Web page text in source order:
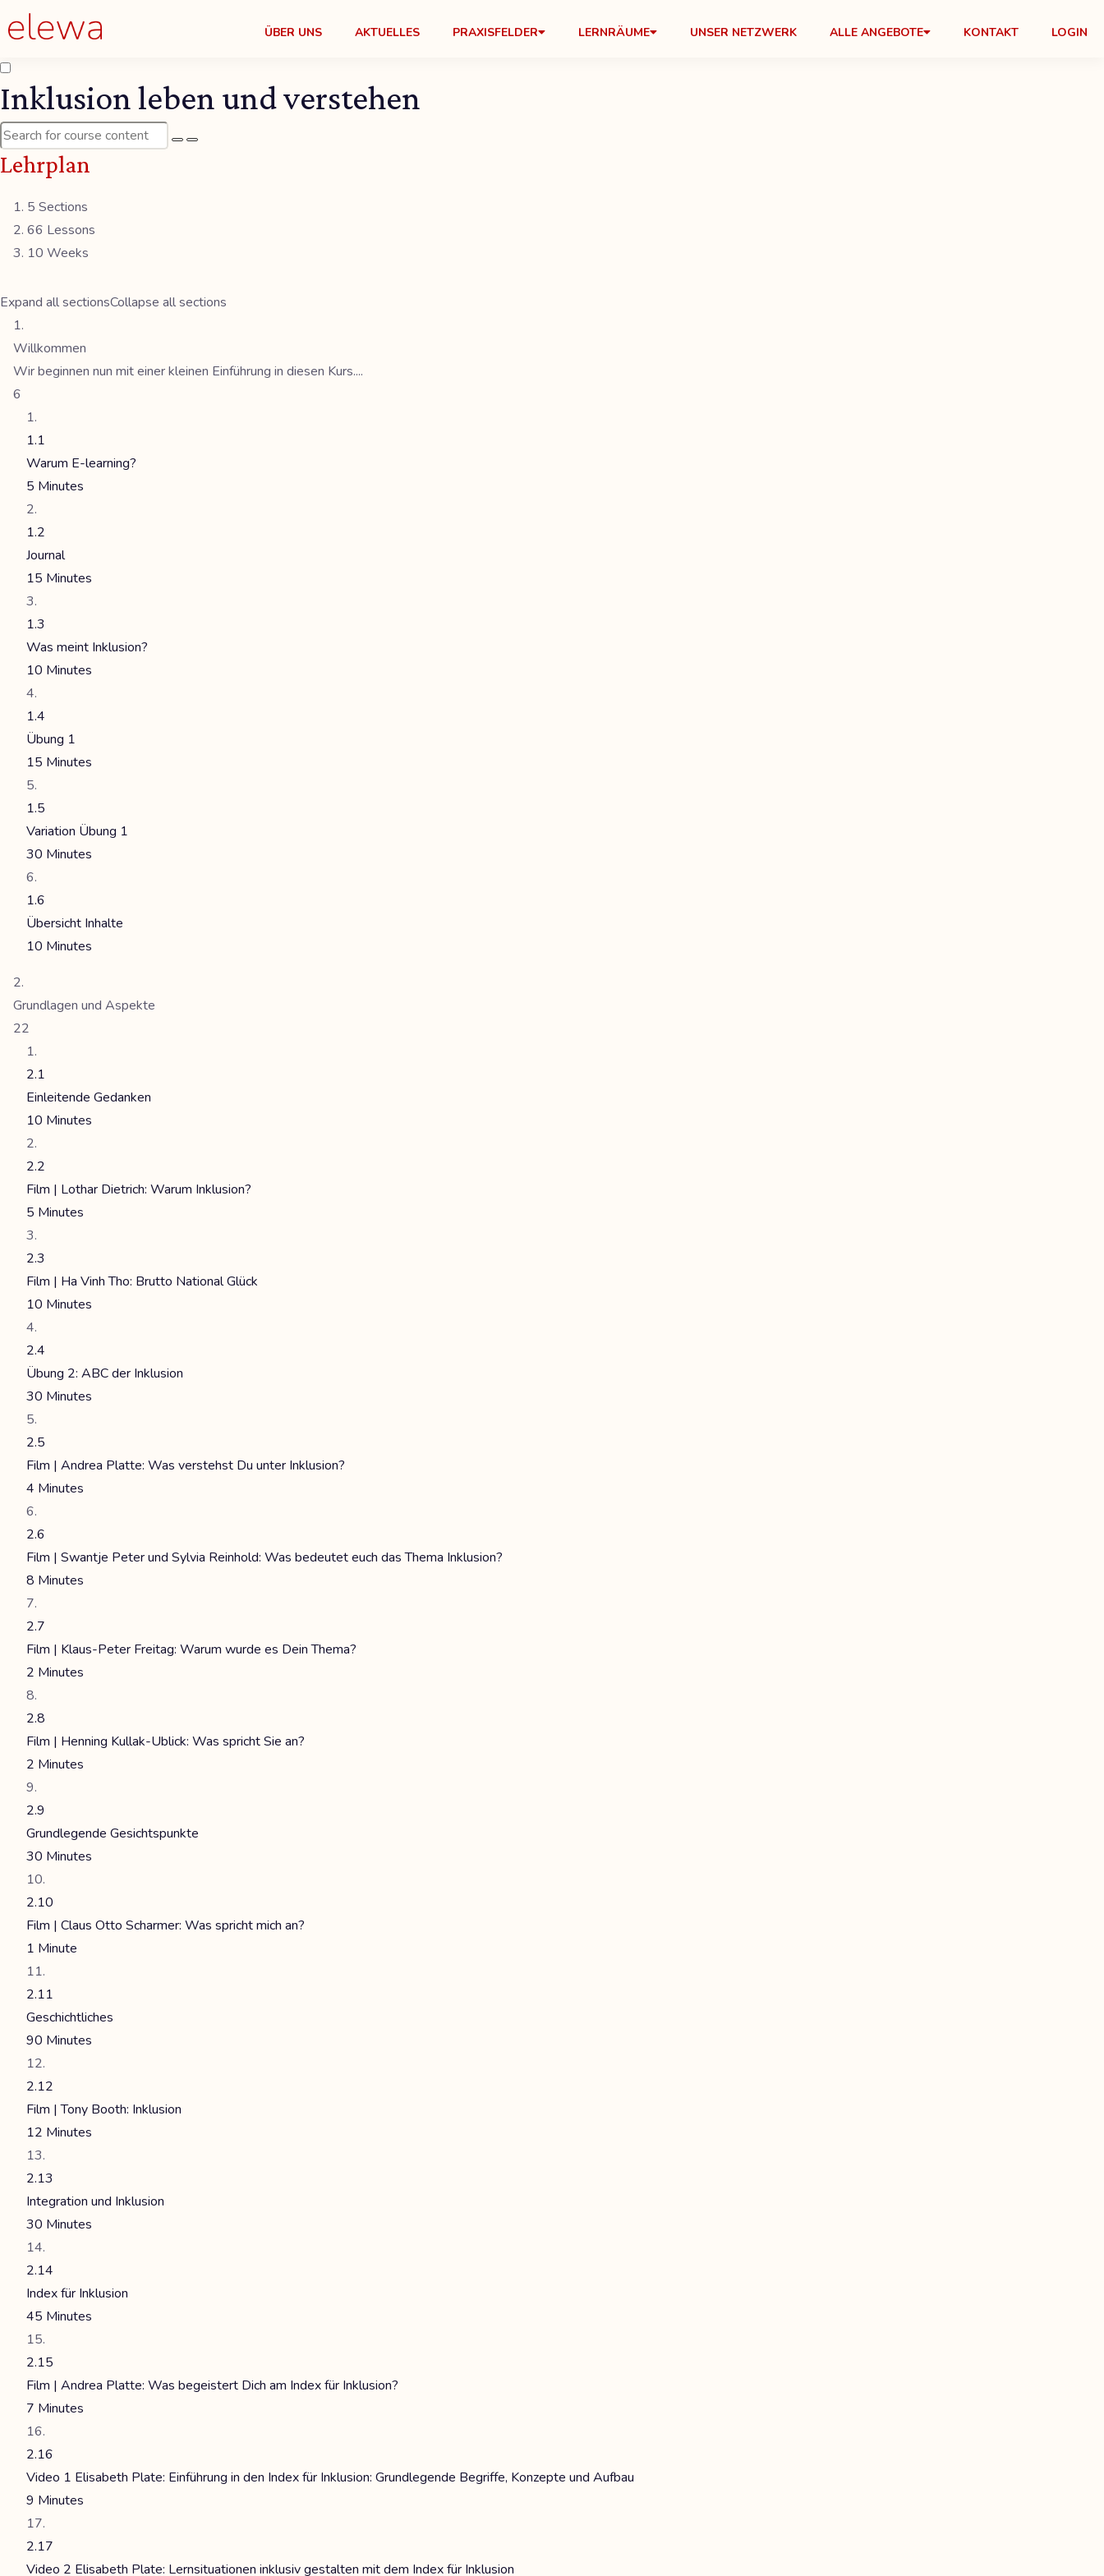
ÜBER UNS AKTUELLES PRAXISFELDER LERNRÄUME UNSER NETZWERK ALLE ANGEBOTE KONTAKT LOGIN
Inklusion leben und verstehen
Lehrplan
5 Sections
66 Lessons
10 Weeks
Expand all sectionsCollapse all sections
Willkommen
Wir beginnen nun mit einer kleinen Einführung in diesen Kurs....
6
1.1
Warum E-learning?
5 Minutes
1.2
Journal
15 Minutes
1.3
Was meint Inklusion?
10 Minutes
1.4
Übung 1
15 Minutes
1.5
Variation Übung 1
30 Minutes
1.6
Übersicht Inhalte
10 Minutes
Grundlagen und Aspekte
22
2.1
Einleitende Gedanken
10 Minutes
2.2
Film | Lothar Dietrich: Warum Inklusion?
5 Minutes
2.3
Film | Ha Vinh Tho: Brutto National Glück
10 Minutes
2.4
Übung 2: ABC der Inklusion
30 Minutes
2.5
Film | Andrea Platte: Was verstehst Du unter Inklusion?
4 Minutes
2.6
Film | Swantje Peter und Sylvia Reinhold: Was bedeutet euch das Thema Inklusion?
8 Minutes
2.7
Film | Klaus-Peter Freitag: Warum wurde es Dein Thema?
2 Minutes
2.8
Film | Henning Kullak-Ublick: Was spricht Sie an?
2 Minutes
2.9
Grundlegende Gesichtspunkte
30 Minutes
2.10
Film | Claus Otto Scharmer: Was spricht mich an?
1 Minute
2.11
Geschichtliches
90 Minutes
2.12
Film | Tony Booth: Inklusion
12 Minutes
2.13
Integration und Inklusion
30 Minutes
2.14
Index für Inklusion
45 Minutes
2.15
Film | Andrea Platte: Was begeistert Dich am Index für Inklusion?
7 Minutes
2.16
Video 1 Elisabeth Plate: Einführung in den Index für Inklusion: Grundlegende Begriffe, Konzepte und Aufbau
9 Minutes
2.17
Video 2 Elisabeth Plate: Lernsituationen inklusiv gestalten mit dem Index für Inklusion